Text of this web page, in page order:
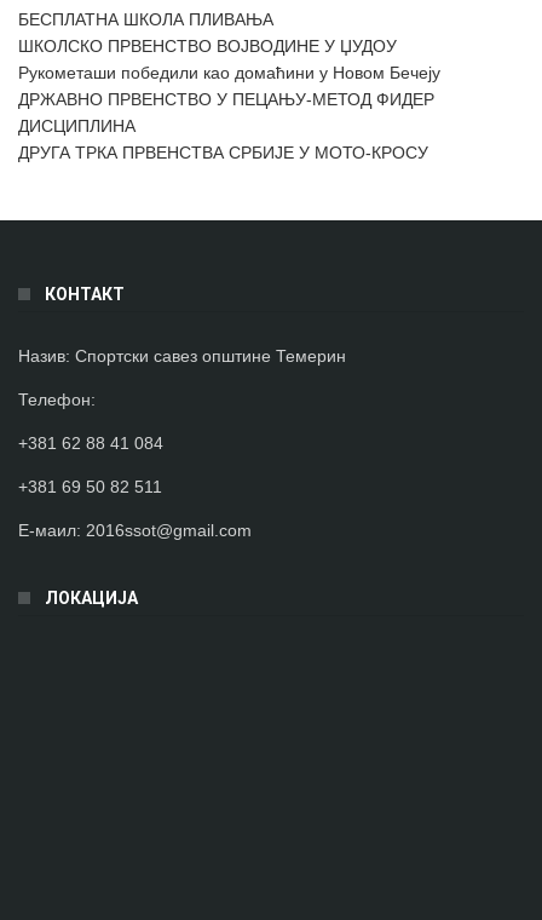
БЕСПЛАТНА ШКОЛА ПЛИВАЊА
ШКОЛСКО ПРВЕНСТВО ВОЈВОДИНЕ У ЏУДОУ
Рукометаши победили као домаћини у Новом Бечеју
ДРЖАВНО ПРВЕНСТВО У ПЕЦАЊУ-МЕТОД ФИДЕР
ДИСЦИПЛИНА
ДРУГА ТРКА ПРВЕНСТВА СРБИЈЕ У МОТО-КРОСУ
КОНТАКТ
Назив: Спортски савез општине Темерин
Телефон:
+381 62 88 41 084
+381 69 50 82 511
Е-маил: 2016ssot@gmail.com
ЛОКАЦИЈА